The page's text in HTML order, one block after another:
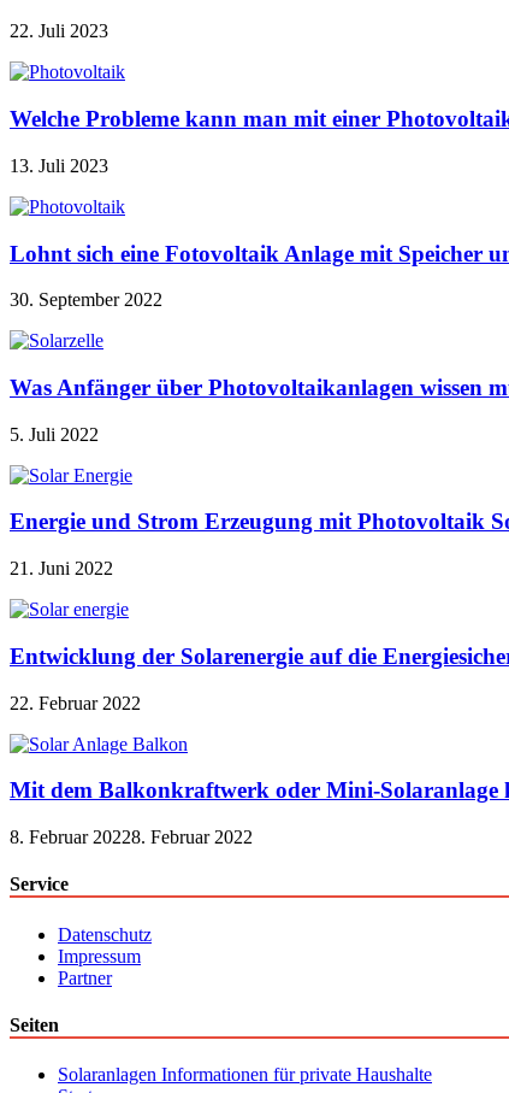
22. Juli 2023
Welche Probleme kann man mit einer
13. Juli 2023
Lohnt sich eine Fotovoltaik Anlage mit Speicher
30. September 2022
Was Anfänger über Photovoltaikanlagen wissen
5. Juli 2022
Energie und Strom Erzeugung mit Photovoltaik
21. Juni 2022
Entwicklung der Solarenergie auf die
22. Februar 2022
Mit dem Balkonkraftwerk oder Mini-Solaranlage
8. Februar 20228. Februar 2022
Service
Datenschutz
Impressum
Partner
Seiten
Solaranlagen Informationen für private Haushalte